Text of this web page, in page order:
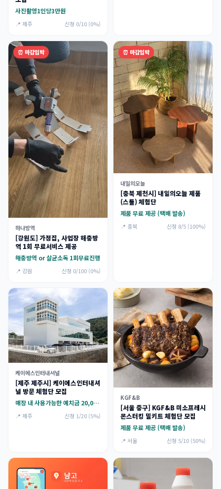
사진촬영1인당3만원
📍 제주 신청 0/10 (0%)
⏰ 마감임박
하나방역
[강원도] 가정집, 사업장 해충방
역 1회 무료서비스 제공
해충방역 or 살균소독 1회무료진행
📍 강원 신청 0/100 (0%)
⏰ 마감임박
내일의오늘
[충북 제천시] 내일의오늘 제품
(스툴) 체험단
제품 무료 제공 (택배 발송)
📍 충북 신청 8/5 (100%)
케이에스인터내셔널
[제주 제주시] 케이에스인터내셔
널 방문 체험단 모집
매장 내 사용가능한 예치금 20,000p + 브랜드 기프트박스 세트
📍 제주 신청 1/20 (5%)
KGF&B
[서울 중구] KGF&B 미소프레시
몬스터킹 밀키트 체험단 모집
제품 무료 제공 (택배 발송)
📍 서울 신청 5/10 (50%)